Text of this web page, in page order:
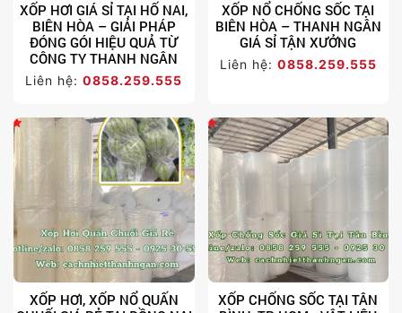
XỐP HƠI GIÁ SỈ TẠI HỐ NAI,
BIÊN HÒA – GIẢI PHÁP
ĐÓNG GÓI HIỆU QUẢ TỪ
CÔNG TY THANH NGÂN
Liên hệ:0858.259.555
XỐP NỔ CHỐNG SỐC TẠI
BIÊN HÒA – THANH NGÂN
GIÁ SỈ TẬN XƯỞNG
Liên hệ: 0858.259.555
XỐP HƠI, XỐP NỔ QUẤN
XỐP CHỐNG SỐC TẠI TÂN